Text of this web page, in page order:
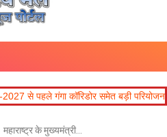
कॉरिडोर समेत बड़ी परियोजनाओं में तेजी
महाराष्ट्र के मुख्यमंत्री…